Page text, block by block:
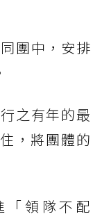
團中，安排
之有年的最
，將團體的
領隊不配